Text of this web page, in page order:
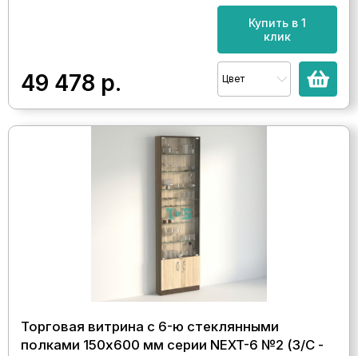
49 478 р.
Купить в 1
клик
Цвет
Торговая витрина с 6-ю стеклянными
полками 150x600 мм серии NEXT-6 №2 (З/C -